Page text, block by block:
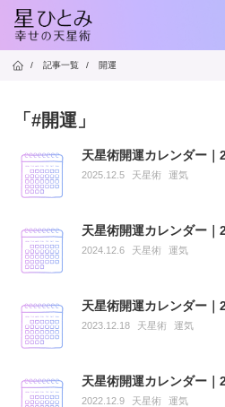
/ 記事一覧 / 開運
「#開運」
天星術開運カレンダー｜
2025.12.5 天星術 運気
天星術開運カレンダー｜
2024.12.6 天星術 運気
天星術開運カレンダー｜
2023.12.18 天星術 運気
天星術開運カレンダー｜
2022.12.9 天星術 運気